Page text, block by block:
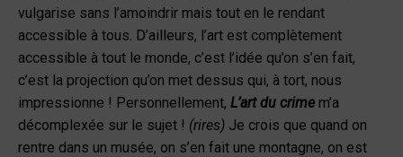
vulgarise sans l’amoindrir mais tout en le rendant
accessible à tous. D’ailleurs, l’art est complètement
accessible à tout le monde, c’est l’idée qu’on s’en fait,
c’est la projection qu’on met dessus qui, à tort, nous
impressionne ! Personnellement, L’art du crime m’a
décomplexée sur le sujet ! (rires) Je crois que quand on
rentre dans un musée, on s’en fait une montagne, on est